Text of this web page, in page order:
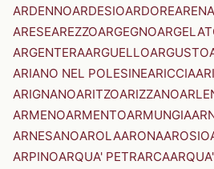
ARDENNOARDESIOARDOREARENA
ARESEAREZZOARGEGNO
ARGENTERAARGUELLOARGUSTO
ARIANO NEL POLESINEARICCIA
ARIGNANOARITZOARIZZANO
ARMENOARMENTOARMUNGIA
ARNESANOAROLAARONAAROSIO
ARPINOARQUA' PETRARCA